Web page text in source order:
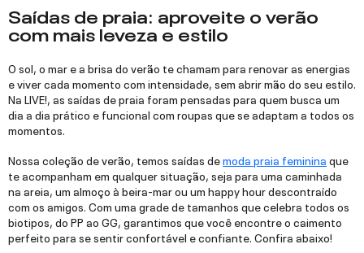
Saídas de praia: aproveite o verão
com mais leveza e estilo
O sol, o mar e a brisa do verão te chamam para renovar as energias
e viver cada momento com intensidade, sem abrir mão do seu estilo.
Na LIVE!, as saídas de praia foram pensadas para quem busca um
dia a dia prático e funcional com roupas que se adaptam a todos os
momentos.
Nossa coleção de verão, temos saídas demoda praia feminina que
te acompanham em qualquer situação, seja para uma caminhada
na areia, um almoço à beira-mar ou um happy hour descontraído
com os amigos. Com uma grade de tamanhos que celebra todos os
biotipos, do PP ao GG, garantimos que você encontre o caimento
perfeito para se sentir confortável e confiante. Confira abaixo!